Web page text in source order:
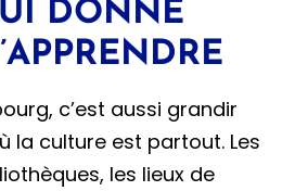
DONNE
c’est aussi grandir
la culture est partout. Les
les lieux de